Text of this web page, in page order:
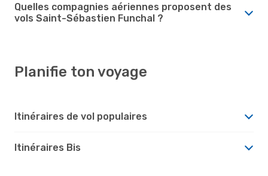
Quelles compagnies aériennes proposent des
vols Saint-Sébastien Funchal ?
Planifie ton voyage
Itinéraires de vol populaires
Itinéraires Bis